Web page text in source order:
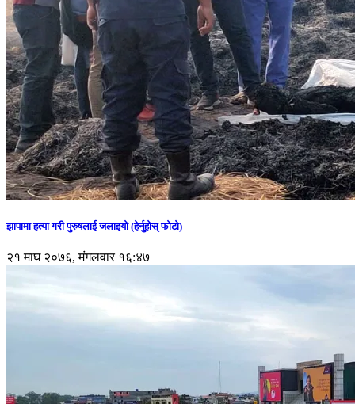
झापामा हत्या गरी पुरुषलाई जलाइयो (हेर्नुहाेस् फाेटाे)
२१ माघ २०७६, मंगलवार १६:४७